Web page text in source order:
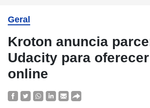
Geral
Kroton anuncia
Udacity para
online